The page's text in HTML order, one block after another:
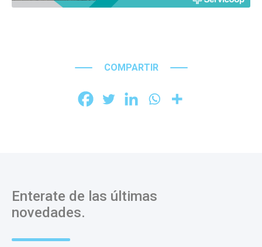
COMPARTIR
Enterate de las últimas
novedades.